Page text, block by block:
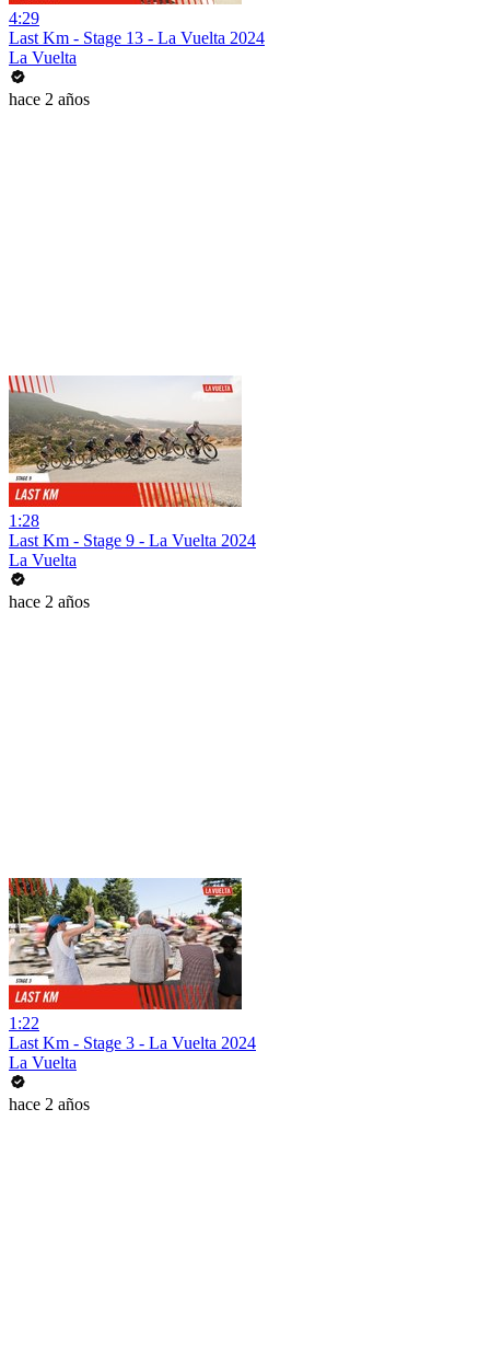
4:29
Last Km - Stage 13 - La Vuelta 2024
La Vuelta
hace 2 años
1:28
Last Km - Stage 9 - La Vuelta 2024
La Vuelta
hace 2 años
1:22
Last Km - Stage 3 - La Vuelta 2024
La Vuelta
hace 2 años